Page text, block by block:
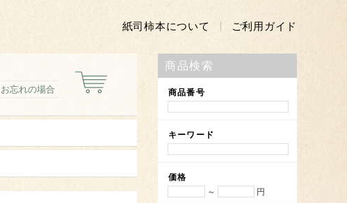
ご利用ガイド
紙司柿本について
忘れの場合
商品検索
商品番号
キーワード
価格
～
円